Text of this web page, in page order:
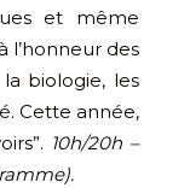
et même
l’honneur des
biologie, les
Cette année,
10h/20h –